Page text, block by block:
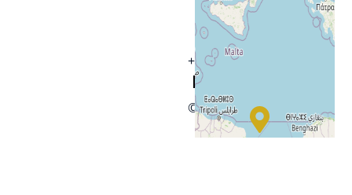
+−
© OpenStreetMap